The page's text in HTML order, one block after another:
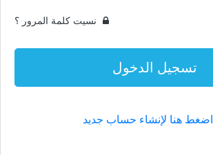
نسيت كلمة المرور ؟
تسجيل الدخول
اضغط هنا لإنشاء حساب جديد